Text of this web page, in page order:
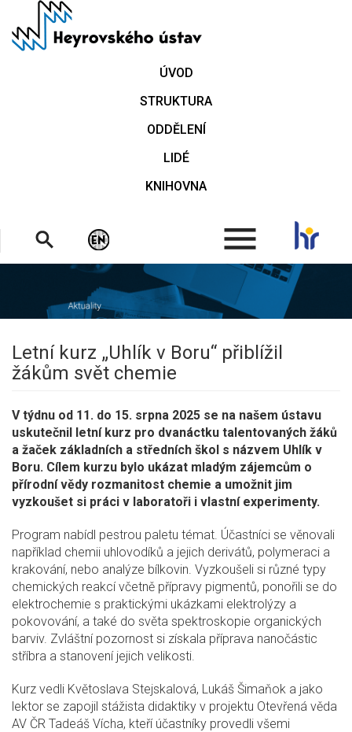
hlavnímu
ÚVOD
STRUKTURA
ODDĚLENÍ
LIDÉ
KNIHOVNA
.
Letní kurz „Uhlík v Boru“ přiblížil
žákům svět chemie
V týdnu od 11. do 15. srpna 2025 se na našem ústavu
uskutečnil letní kurz pro dvanáctku talentovaných žáků
a žaček základních a středních škol s názvem Uhlík v
Boru. Cílem kurzu bylo ukázat mladým zájemcům o
přírodní vědy rozmanitost chemie a umožnit jim
vyzkoušet si práci v laboratoři i vlastní experimenty.
Program nabídl pestrou paletu témat. Účastníci se věnovali
například chemii uhlovodíků a jejich derivátů, polymeraci a
krakování, nebo analýze bílkovin. Vyzkoušeli si různé typy
chemických reakcí včetně přípravy pigmentů, ponořili se do
elektrochemie s praktickými ukázkami elektrolýzy a
pokovování, a také do světa spektroskopie organických
barviv. Zvláštní pozornost si získala příprava nanočástic
stříbra a stanovení jejich velikosti.
Kurz vedli Květoslava Stejskalová, Lukáš Šimaňok a jako
lektor se zapojil stážista didaktiky v projektu Otevřená věda
AV ČR Tadeáš Vícha, kteří účastníky provedli všemi